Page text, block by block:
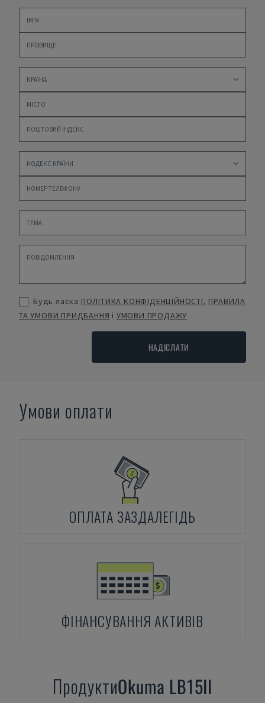
Будь ласка ПОЛІТИКА КОНФІДЕНЦІЙНОСТІ, ПРАВИЛА
ТА УМОВИ ПРИДБАННЯ і УМОВИ ПРОДАЖУ
НАДІСЛАТИ
Умови оплати
ОПЛАТА ЗАЗДАЛЕГІДЬ
ФІНАНСУВАННЯ АКТИВІВ
ПродуктиOkuma LB15II